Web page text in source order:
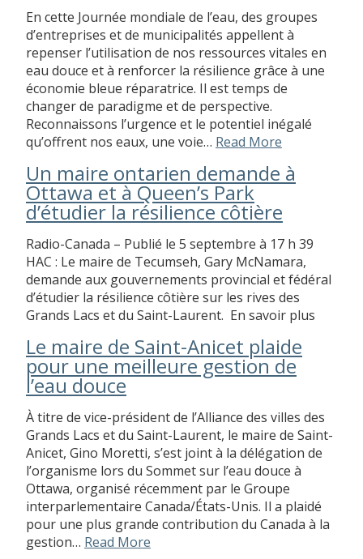
En cette Journée mondiale de l’eau, des groupes
d’entreprises et de municipalités appellent à
repenser l’utilisation de nos ressources vitales en
eau douce et à renforcer la résilience grâce à une
économie bleue réparatrice. Il est temps de
changer de paradigme et de perspective.
Reconnaissons l’urgence et le potentiel inégalé
qu’offrent nos eaux, une voie… Read More
Un maire ontarien demande à
Ottawa et à Queen’s Park
d’étudier la résilience côtière
Radio-Canada – Publié le 5 septembre à 17 h 39
HAC : Le maire de Tecumseh, Gary McNamara,
demande aux gouvernements provincial et fédéral
d’étudier la résilience côtière sur les rives des
Grands Lacs et du Saint-Laurent. En savoir plus
Le maire de Saint-Anicet plaide
pour une meilleure gestion de
l’eau douce
À titre de vice-président de l’Alliance des villes des
Grands Lacs et du Saint-Laurent, le maire de Saint-
Anicet, Gino Moretti, s’est joint à la délégation de
l’organisme lors du Sommet sur l’eau douce à
Ottawa, organisé récemment par le Groupe
interparlementaire Canada/États-Unis. Il a plaidé
pour une plus grande contribution du Canada à la
gestion… Read More